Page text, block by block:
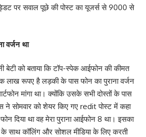
पर सवाल पूछे की पोस्ट का यूजर्स से 9000 से
वर्जन था
को बताया कि टॉप-स्पेक आईफोन की कीमत
लाख रूपए है लड़की के पास फोन का पुराना वर्जन
मांगा था। क्योंकि उसके सभी दोस्तों के पास
ने सोमवार को शेयर किए गए redit पोस्ट में कहा
दिया था वह मेरा पुराना आईफोन 8 था। इसका
साथ कॉलिंग और सोशल मीडिया के लिए करती